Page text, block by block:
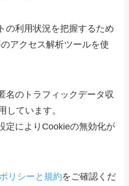
の利用状況を把握するため
アクセス解析ツールを使
名のトラフィックデータ収
しています。
定によりCookieの無効化が
リシーと規約をご確認くだ